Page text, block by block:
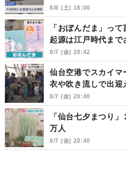
8/8 (土) 18:00
「おぼんだま」っ
起源は江戸時代まで
8/7 (金) 20:42
仙台空港でスカイ
衣や吹き流しで出迎
8/7 (金) 20:40
「仙台七夕まつり
万人
8/7 (金) 20:40